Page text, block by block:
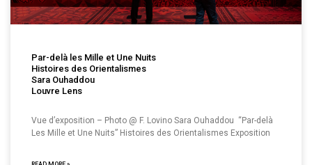
Par-delà les Mille et Une Nuits
Histoires des Orientalismes
Sara Ouhaddou
Louvre Lens
Vue d’exposition – Photo @ F. Lovino Sara Ouhaddou “Par-delà
Les Mille et Une Nuits” Histoires des Orientalismes Exposition